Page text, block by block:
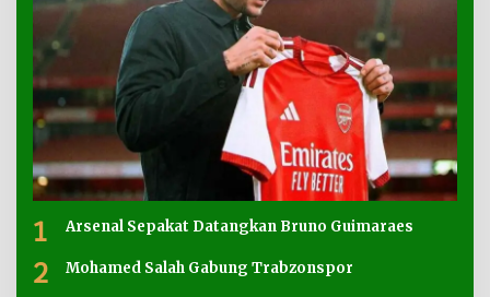
1 Arsenal Sepakat Datangkan Bruno Guimaraes
2 Mohamed Salah Gabung Trabzonspor